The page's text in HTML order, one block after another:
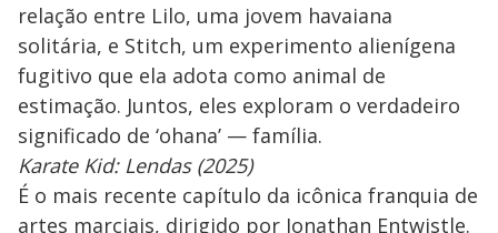
relação entre Lilo, uma jovem havaiana
solitária, e Stitch, um experimento alienígena
fugitivo que ela adota como animal de
estimação. Juntos, eles exploram o verdadeiro
significado de ‘ohana’ — família.
Karate Kid: Lendas (2025)
É o mais recente capítulo da icônica franquia de
artes marciais, dirigido por Jonathan Entwistle.